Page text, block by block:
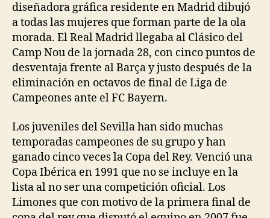
diseñadora gráfica residente en Madrid dibujó
a todas las mujeres que forman parte de la ola
morada. El Real Madrid llegaba al Clásico del
Camp Nou de la jornada 28, con cinco puntos de
desventaja frente al Barça y justo después de la
eliminación en octavos de final de Liga de
Campeones ante el FC Bayern.
Los juveniles del Sevilla han sido muchas
temporadas campeones de su grupo y han
ganado cinco veces la Copa del Rey. Venció una
Copa Ibérica en 1991 que no se incluye en la
lista al no ser una competición oficial. Los
Limones que con motivo de la primera final de